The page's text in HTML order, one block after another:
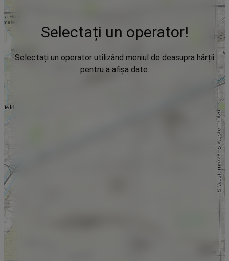
Selectați un operator!
Selectați un operator utilizând meniul de deasupra hărții
pentru a afișa date.